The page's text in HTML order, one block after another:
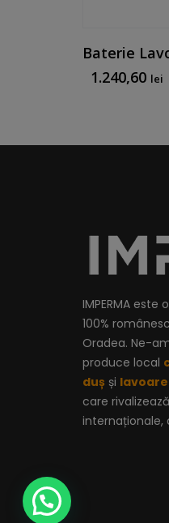
1.240,60 lei
IMPERMA
100%
Oradea. Ne-
produce local
duș și lavoare
care
internaționale,